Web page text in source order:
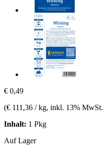
€ 0,49
(€ 111,36 / kg, inkl. 13% MwSt.
Inhalt: 1 Pkg
Auf Lager